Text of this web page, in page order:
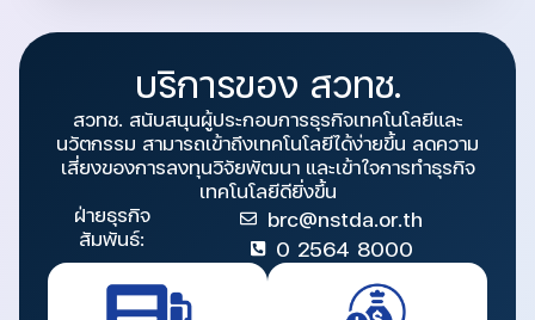
บริการของ สวทช.
สวทช. สนับสนุนผู้ประกอบการธุรกิจเทคโนโลยีและ
นวัตกรรม สามารถเข้าถึงเทคโนโลยีได้ง่ายขึ้น ลดความ
เสี่ยงของการลงทุนวิจัยพัฒนา และเข้าใจการทำธุรกิจ
เทคโนโลยีดียิ่งขึ้น
ฝ่ายธุรกิจ
สัมพันธ์:
brc@nstda.or.th
0 2564 8000